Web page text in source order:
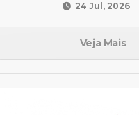
24 Jul, 2026
Veja Mais